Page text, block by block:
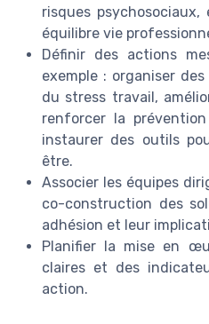
risques
équilibre vie
Définir des actions
exemple : organiser
du stress travail,
renforcer la
instaurer des outils
être.
Associer les équipes
co-construction des
adhésion et leur
Planifier la mise en
claires et des
action.